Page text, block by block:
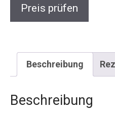
Preis prüfen